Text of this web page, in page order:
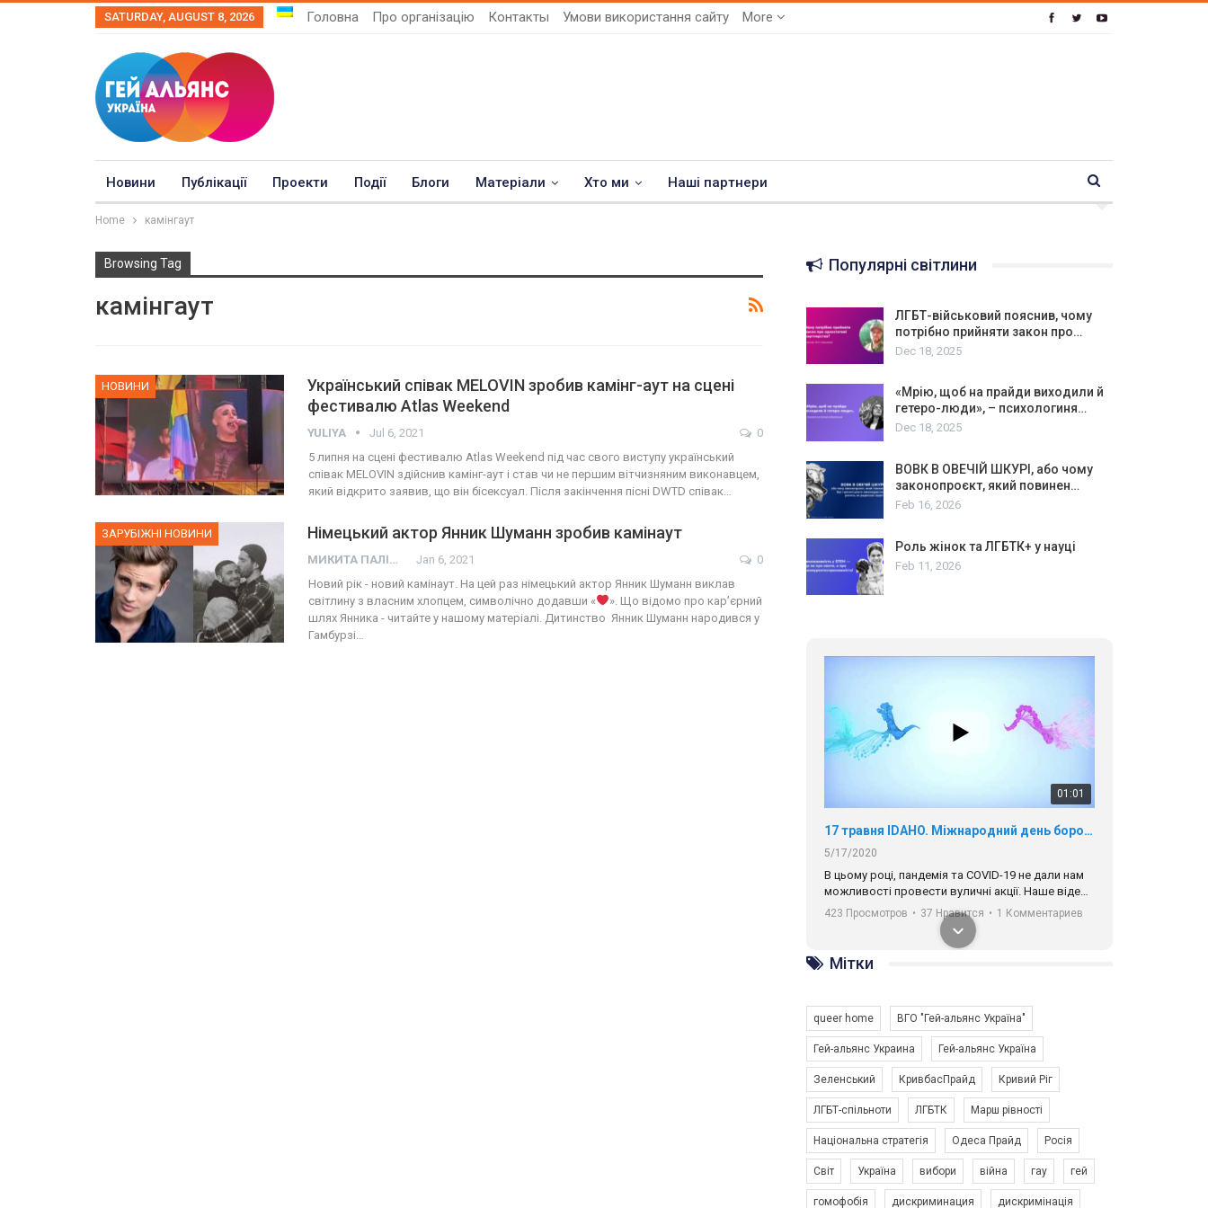
SATURDAY, AUGUST 8, 2026 Головна Про організацію Контакты Умови використання сайту More
Новини Публікації Проекти Події Блоги Матеріали Хто ми Наші партнери
Home камінгаут
Browsing Tag
камінгаут
НОВИНИ
Український співак MELOVIN зробив камінг-аут на сцені
фестивалю Atlas Weekend
YULIYA Jul 6, 2021
0
5 липня на сцені фестивалю Atlas Weekend під час свого виступу український
співак MELOVIN здійснив камінг-аут і став чи не першим вітчизняним виконавцем,
який відкрито заявив, що він бісексуал. Після закінчення пісні DWTD співак…
ЗАРУБІЖНІ НОВИНИ Німецький актор Янник Шуманн зробив камінаут
МИКИТА ПАЛІЙ Jan 6, 2021
0
Новий рік - новий камінаут. На цей раз німецький актор Янник Шуманн виклав
світлину з власним хлопцем, символічно додавши «
». Що відомо про кар’єрний
шлях Янника - читайте у нашому матеріалі. Дитинство Янник Шуманн народився у
Гамбурзі…
Популярні світлини
ЛГБТ-військовий пояснив, чому
потрібно прийняти закон про…
Dec 18, 2025
«Мрію, щоб на прайди виходили й
гетеро-люди», – психологиня…
Dec 18, 2025
ВОВК В ОВЕЧІЙ ШКУРІ, або чому
законопроєкт, який повинен…
Feb 16, 2026
Роль жінок та ЛГБТК+ у науці
Feb 11, 2026
01:01
17 травня IDAHO. Міжнародний день боротьби з гомофобією трансфобією і біфобія.
5/17/2020
В цьому році, пандемія та COVІD-19 не дали нам
можливості провести вуличні акції. Наше відео-
звернення про те, що навіть коли ми у різних
містах та не можемо зустрінеться, ми разом. Ми
закликаємо всіх хто поділяє цінності рівності та
солідарності, приєднатися до нас. Регіональні
підрозділи ГАУ є в 16 областях України.
423 Просмотров • 37 Нравится • 1 Комментариев
6/30/2017
Емоційний та вражаючий промо-ролік на
конкурс PACT, який представляє програму "Гей-
Мітки
queer home ВГО "Гей-альянс Україна"
Гей-альянс Украина Гей-альянс Україна
Зеленський КривбасПрайд Кривий Ріг
ЛГБТ-спільноти ЛГБТК Марш рівності
Національна стратегія Одеса Прайд Росія
Світ Україна вибори війна гау гей
гомофобія дискриминация дискримінація